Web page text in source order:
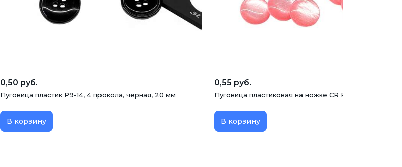
0,50 руб.
Пуговица пластик P9-14, 4 прокола, черная, 20 мм
В корзину
0,55 руб.
Пуговица пластиковая на ножке CR P-45, розовая,
В корзину